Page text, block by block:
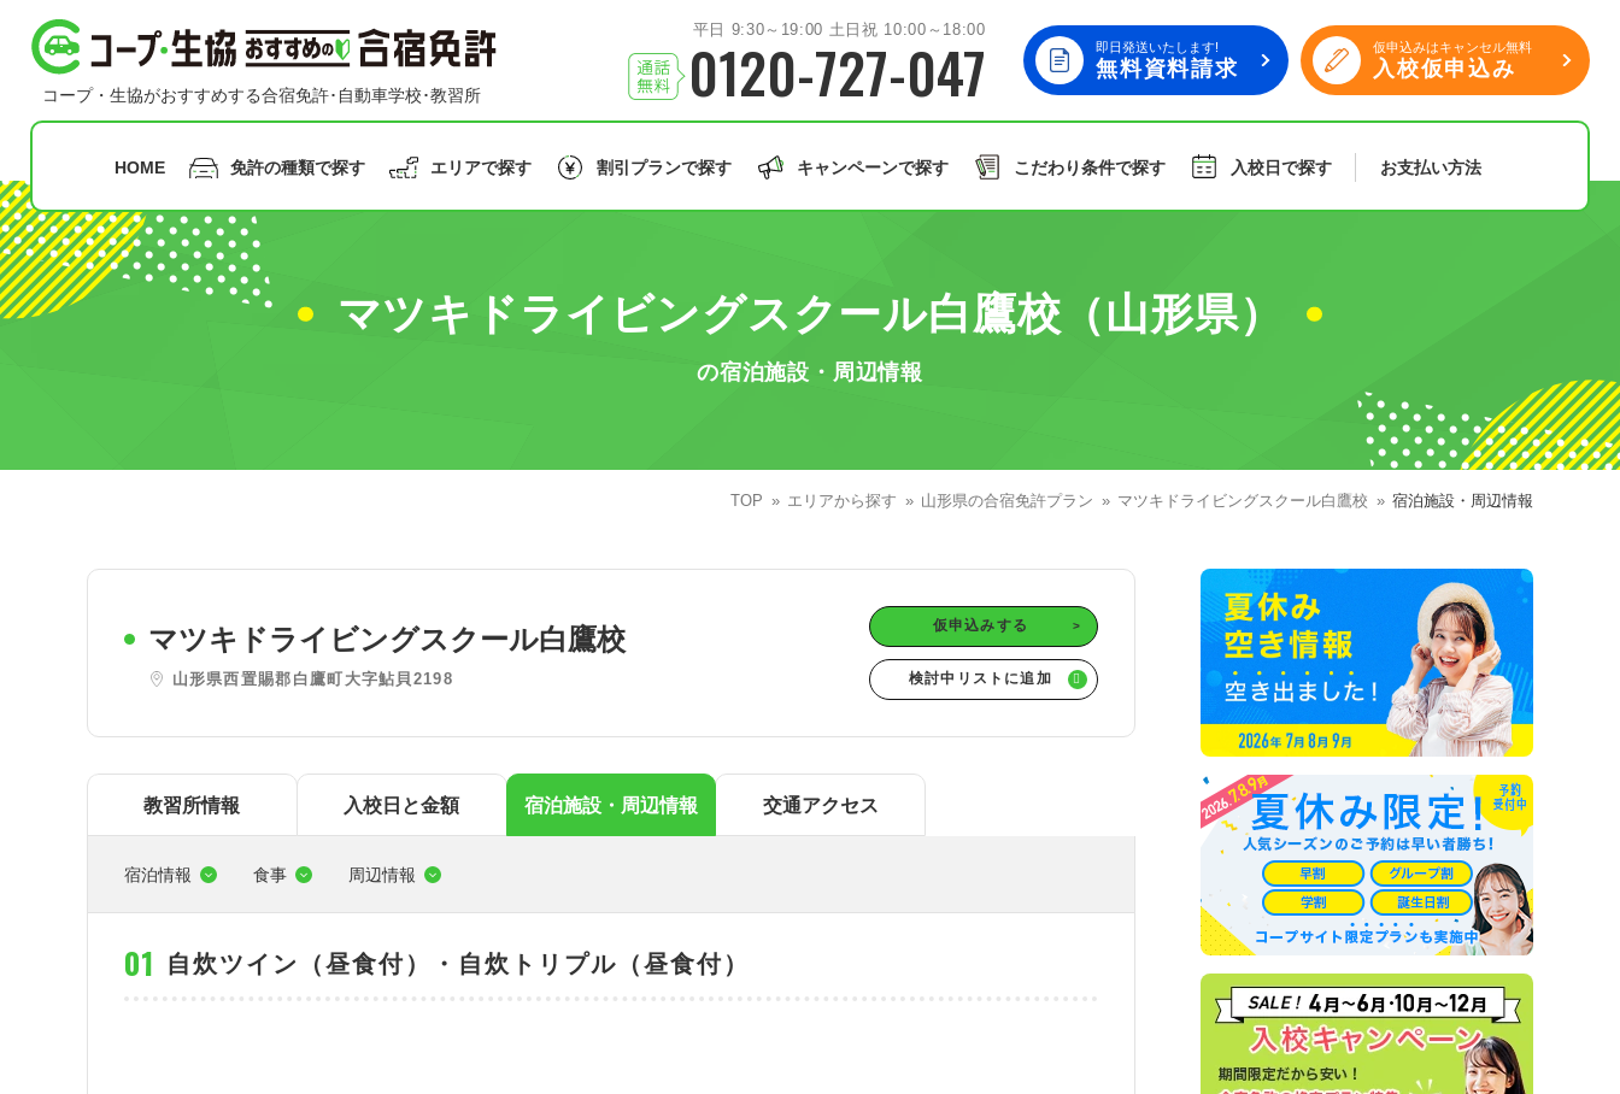
コープ・生協おすすめの合宿免許
コープ・生協がおすすめする合宿免許･自動車学校･教習所
平日 9:30～19:00 土日祝 10:00～18:00
0120-727-047 即日発送いたします!
無料資料請求
仮申込みはキャンセル無料
入校仮申込み
HOME 免許の種類で探す
同時教習
大型車/
エリアで探す
北海道
東海
四国
関東エリア
東海/関西エリア
愛知 静岡 兵庫 和歌山
鳥取 島根 岡山 広島
高知
割引プランで探す キャンペーンで探す こだわり条件で探す 入校日で探す お支払い方法
マツキドライビングスクール白鷹校（山形県）
の宿泊施設・周辺情報
TOP エリアから探す 山形県の合宿免許プラン マツキドライビングスクール白鷹校 宿泊施設・周辺情報
マツキドライビングスクール白鷹校
山形県西置賜郡白鷹町大字鮎貝2198
仮申込みする
教習所情報 入校日と金額 宿泊施設・周辺情報 交通アクセス
宿泊情報 食事 周辺情報
自炊ツイン（昼食付）・自炊トリプル（昼食付）